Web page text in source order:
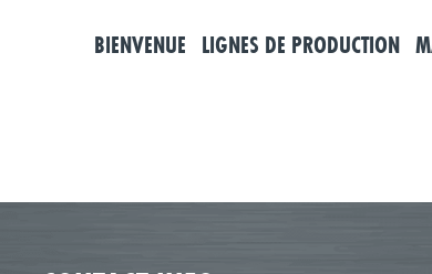
BIENVENUE LIGNES DE PRODUCTION